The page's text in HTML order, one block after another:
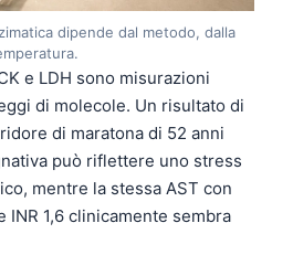
dipende dal metodo, dalla
e LDH sono misurazioni
di molecole. Un risultato di
di maratona di 52 anni
può riflettere uno stress
mentre la stessa AST con
INR 1,6 clinicamente sembra